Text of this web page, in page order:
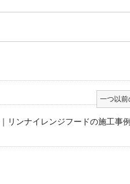
リンナイレンジフードの施工事例